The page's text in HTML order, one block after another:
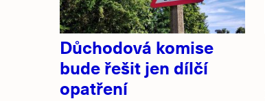
Důchodová komise
bude řešit jen dílčí
opatření